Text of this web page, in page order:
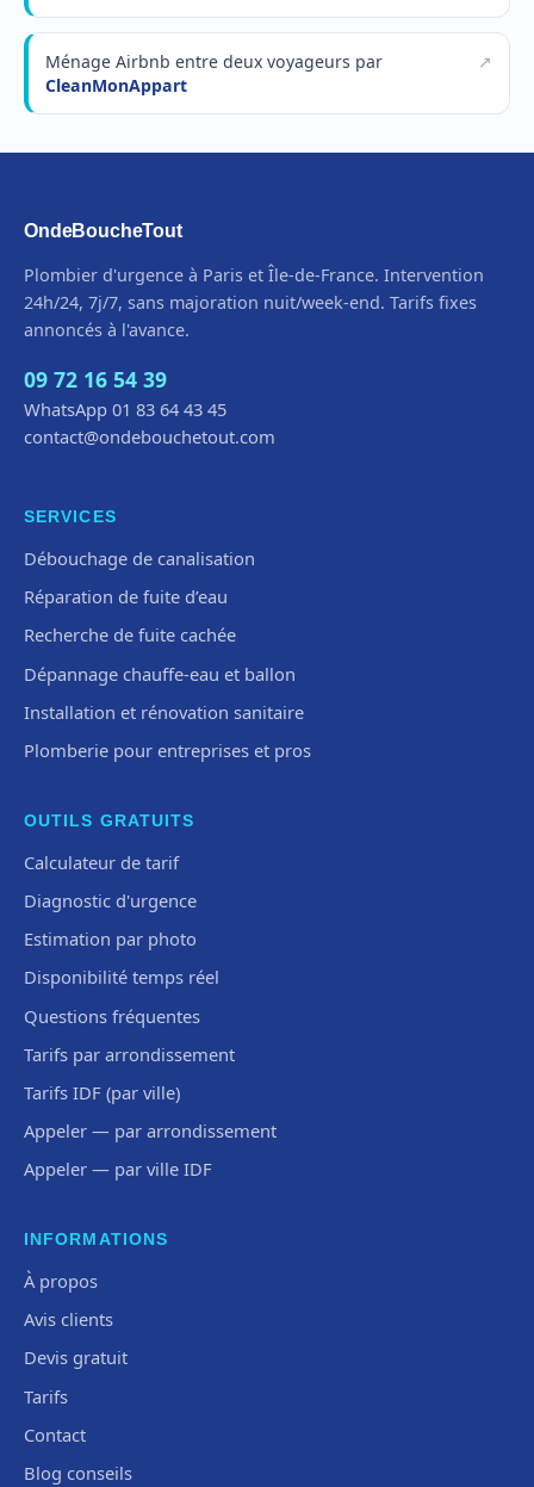
Ménage Airbnb entre deux voyageurs par
CleanMonAppart
OndeBoucheTout
Plombier d'urgence à Paris et Île-de-France. Intervention
24h/24, 7j/7, sans majoration nuit/week-end. Tarifs fixes
annoncés à l'avance.
09 72 16 54 39
WhatsApp 01 83 64 43 45
contact@ondebouchetout.com
SERVICES
Débouchage de canalisation
Réparation de fuite d’eau
Recherche de fuite cachée
Dépannage chauffe-eau et ballon
Installation et rénovation sanitaire
Plomberie pour entreprises et pros
OUTILS GRATUITS
Calculateur de tarif
Diagnostic d'urgence
Estimation par photo
Disponibilité temps réel
Questions fréquentes
Tarifs par arrondissement
Tarifs IDF (par ville)
Appeler — par arrondissement
Appeler — par ville IDF
INFORMATIONS
À propos
Avis clients
Devis gratuit
Tarifs
Contact
Blog conseils